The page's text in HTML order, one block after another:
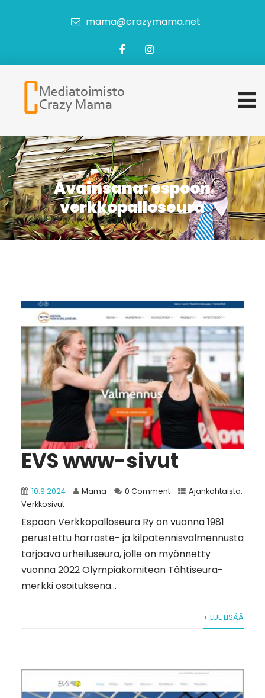
mama@crazymama.net
Avainsana:espoon
verkkopalloseura
EVS www-sivut
10.9.2024 Mama 0 Comment Ajankohtaista,
Verkkosivut
Espoon Verkkopalloseura Ry on vuonna 1981
perustettu harraste- ja kilpatennisvalmennusta
tarjoava urheiluseura, jolle on myönnetty
vuonna 2022 Olympiakomitean Tähtiseura-
merkki osoituksena...
+ LUE LISÄÄ